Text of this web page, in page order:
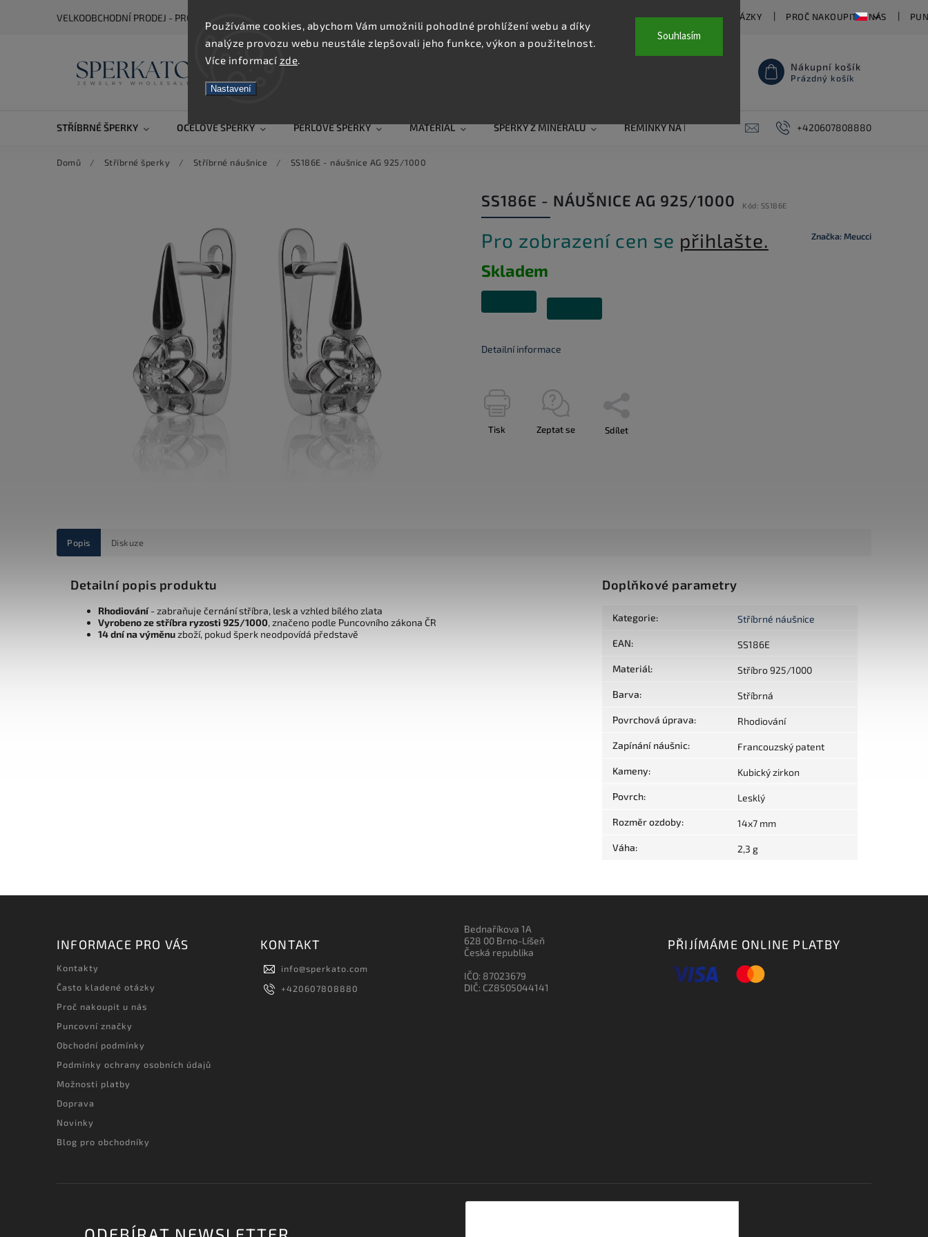
Používáme cookies, abychom Vám umožnili pohodlné prohlížení webu a díky
analýze provozu webu neustále zlepšovali jeho funkce, výkon a použitelnost.
Více informací zde.
Nastavení
Souhlasím
VELKOOBCHODNÍ PRODEJ - PRO ZOBRAZENÍ CEN SE REGISTRUJTE ČASTO KLADENÉ OTÁZKY PROČ NAKOUPIT U NÁS
Nákupní košík
Prázdný košík
STŘÍBRNÉ ŠPERKY OCELOVÉ ŠPERKY PERLOVÉ ŠPERKY MATERIÁL ŠPERKY Z MINERÁLŮ ŘEMÍNKY NA HODINKY AKCE PIERCING
+420607808880
Domů / Stříbrné šperky / Stříbrné náušnice / SS186E - náušnice AG 925/1000
SS186E - NÁUŠNICE AG 925/1000 Kód: SS186E
Značka: Meucci
Pro zobrazení cen se přihlašte.
Skladem
Detailní informace
Tisk Zeptat se Sdílet
Popis Diskuze
Detailní popis produktu
Rhodiování- zabraňuje černání stříbra, lesk a vzhled bílého zlata
Vyrobeno ze stříbra ryzosti 925/1000, značeno podle Puncovního zákona ČR
14 dní na výměnuzboží, pokud šperk neodpovídá představě
Doplňkové parametry
Kategorie: Stříbrné náušnice
EAN: SS186E
Materiál: Stříbro 925/1000
Barva: Stříbrná
Povrchová úprava: Rhodiování
Zapínání náušnic: Francouzský patent
Kameny: Kubický zirkon
Povrch: Lesklý
Rozměr ozdoby: 14x7 mm
Váha: 2,3 g
INFORMACE PRO VÁS
Kontakty
Často kladené otázky
Proč nakoupit u nás
Puncovní značky
Obchodní podmínky
Podmínky ochrany osobních údajů
Možnosti platby
Doprava
Novinky
Blog pro obchodníky
KONTAKT
info@sperkato.com
+420607808880
Bednaříkova 1A
628 00 Brno-Líšeň
Česká republika
IČO: 87023679
DIČ: CZ8505044141
PŘIJÍMÁME ONLINE PLATBY